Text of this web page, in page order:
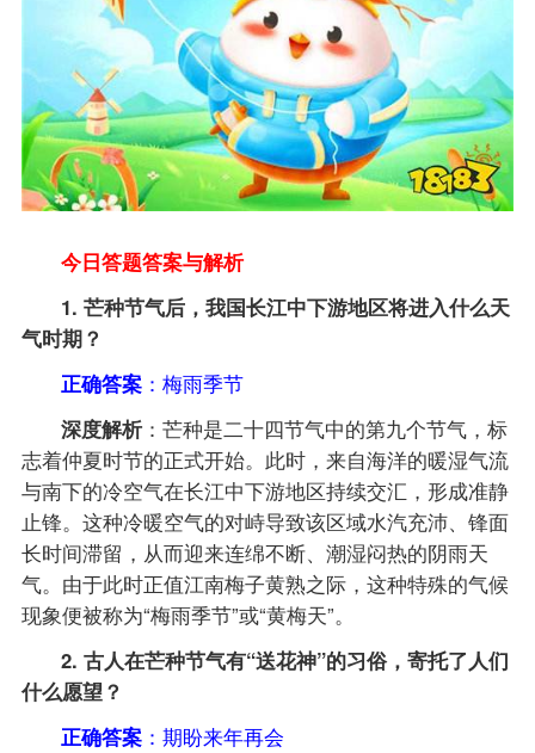
今日答题答案与解析
1. 芒种节气后，我国长江中下游地区将进入什么天
气时期？
正确答案 ：梅雨季节
深度解析：芒种是二十四节气中的第九个节气，标
志着仲夏时节的正式开始。此时，来自海洋的暖湿气流
与南下的冷空气在长江中下游地区持续交汇，形成准静
止锋。这种冷暖空气的对峙导致该区域水汽充沛、锋面
长时间滞留，从而迎来连绵不断、潮湿闷热的阴雨天
气。由于此时正值江南梅子黄熟之际，这种特殊的气候
现象便被称为“梅雨季节”或“黄梅天”。
2. 古人在芒种节气有“送花神”的习俗，寄托了人们
什么愿望？
正确答案 ：期盼来年再会